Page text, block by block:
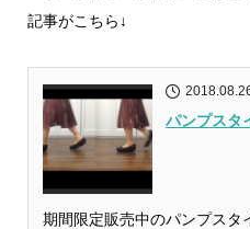
記事がこちら↓
パンプスタ
期間限定販売中のパンプスタ